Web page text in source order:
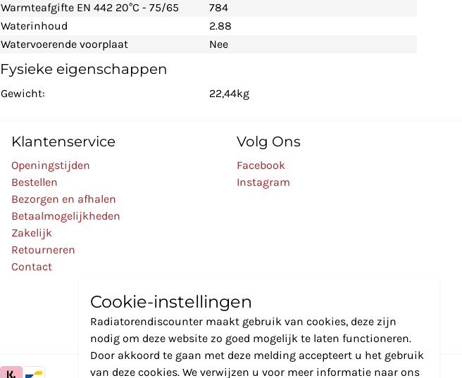
Warmteafgifte EN 442 20°C - 75/65
784
Waterinhoud
2.88
Watervoerende voorplaat
Nee
Fysieke eigenschappen
Gewicht: 22,44kg
Klantenservice
Openingstijden
Bestellen
Bezorgen en afhalen
Betaalmogelijkheden
Zakelijk
Retourneren
Contact
Volg Ons
Facebook
Instagram
Cookie-instellingen
Radiatorendiscounter maakt gebruik van cookies, deze zijn
nodig om deze website zo goed mogelijk te laten functioneren.
Door akkoord te gaan met deze melding accepteert u het gebruik
van deze cookies. We verwijzen u voor meer informatie naar ons